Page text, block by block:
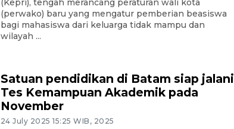
(Kepri), tengah merancang peraturan wali kota
(perwako) baru yang mengatur pemberian beasiswa
bagi mahasiswa dari keluarga tidak mampu dan
wilayah ...
Satuan pendidikan di Batam siap jalani
Tes Kemampuan Akademik pada
November
24 July 2025 15:25 WIB, 2025
Distribusi logistik pemilu